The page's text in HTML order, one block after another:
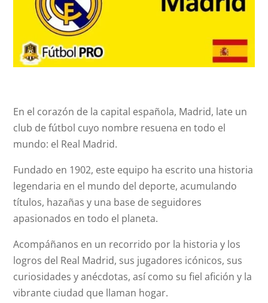
En el corazón de la capital española, Madrid, late un
club de fútbol cuyo nombre resuena en todo el
mundo: el Real Madrid.
Fundado en 1902, este equipo ha escrito una historia
legendaria en el mundo del deporte, acumulando
títulos, hazañas y una base de seguidores
apasionados en todo el planeta.
Acompáñanos en un recorrido por la historia y los
logros del Real Madrid, sus jugadores icónicos, sus
curiosidades y anécdotas, así como su fiel afición y la
vibrante ciudad que llaman hogar.